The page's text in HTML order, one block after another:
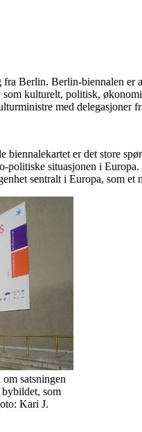
Berlin. Berlin-biennalen er
som kulturelt, politisk,
med
er det store
politiske situasjonen i
sentralt i Europa, som
satsningen
som
Kari J.